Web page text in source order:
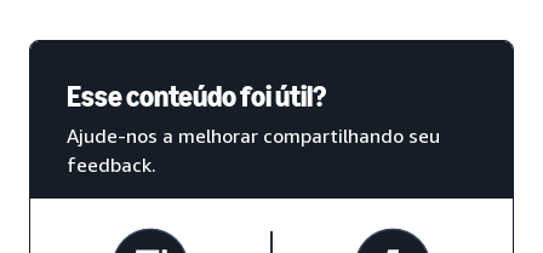
Esse conteúdo foi útil?
Ajude-nos a melhorar compartilhando seu
feedback.